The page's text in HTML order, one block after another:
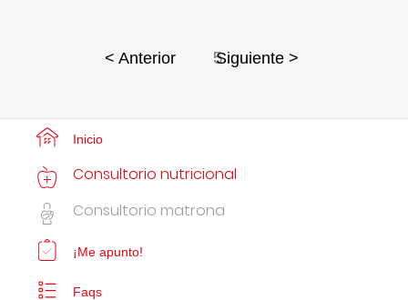
< Anterior 5
Siguiente >
Inicio
Consultorio nutricional
Consultorio matrona
¡Me apunto!
Faqs